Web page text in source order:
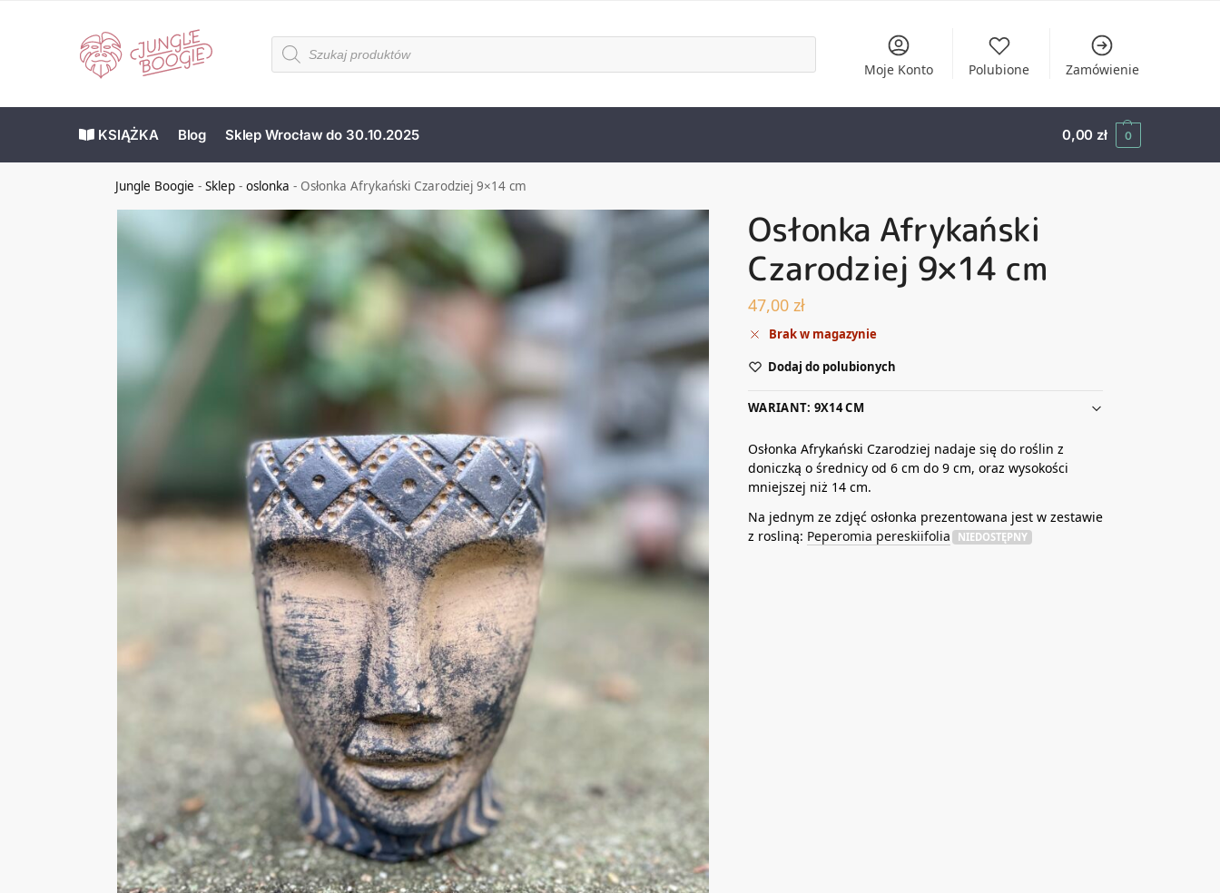
Moje Konto Polubione Zamówienie
KSIĄŻKA Blog Sklep Wrocław do 30.10.2025 0,00 zł 0
Jungle Boogie -Sklep -oslonka - Osłonka Afrykański Czarodziej 9×14 cm
Osłonka Afrykański
Czarodziej 9×14 cm
47,00 zł
Brak w magazynie
Dodaj do polubionych
WARIANT: 9X14 CM
Osłonka Afrykański Czarodziej nadaje się do roślin z
doniczką o średnicy od 6 cm do 9 cm, oraz wysokości
mniejszej niż 14 cm.
Na jednym ze zdjęć osłonka prezentowana jest w zestawie
z rosliną: Peperomia pereskiifolia NIEDOSTĘPNY